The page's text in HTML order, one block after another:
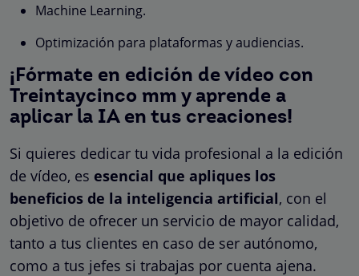
Machine Learning.
Optimización para plataformas y audiencias.
¡Fórmate en edición de vídeo con
Treintaycinco mm y aprende a
aplicar la IA en tus creaciones!
Si quieres dedicar tu vida profesional a la edición
de vídeo, es esencial que apliques los
beneficios de la inteligencia artificial, con el
objetivo de ofrecer un servicio de mayor calidad,
tanto a tus clientes en caso de ser autónomo,
como a tus jefes si trabajas por cuenta ajena.